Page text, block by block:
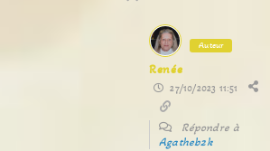
Auteur
Renée
27/10/2023 11:51
Répondre à
Agatheb2k